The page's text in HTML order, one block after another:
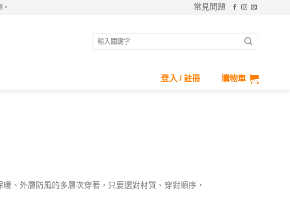
常見問題
搜
登入 / 註冊 購物車
、外層防風的多層次穿著，只要選對材質、穿對順序，